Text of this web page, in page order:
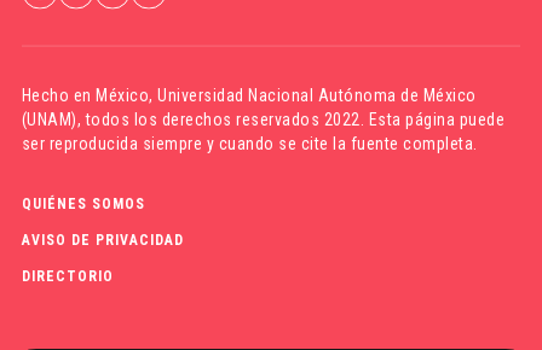
Hecho en México,Universidad Nacional Autónoma de México
(UNAM), todos los derechos reservados 2022. Esta página puede
ser reproducida siempre y cuando se cite la fuente completa.
QUIÉNES SOMOS
AVISO DE PRIVACIDAD
DIRECTORIO